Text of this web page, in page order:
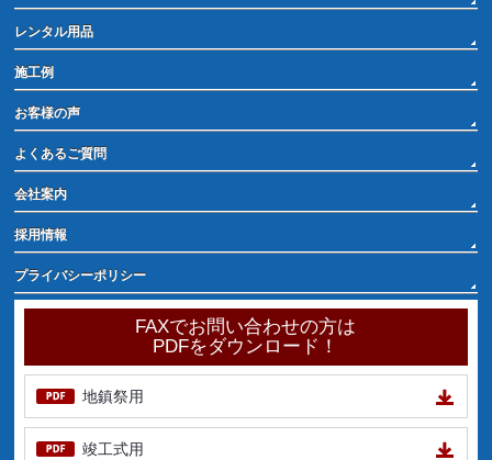
レンタル用品
施工例
お客様の声
よくあるご質問
会社案内
採用情報
プライバシーポリシー
FAXでお問い合わせの方は
PDFをダウンロード！
地鎮祭用
竣工式用